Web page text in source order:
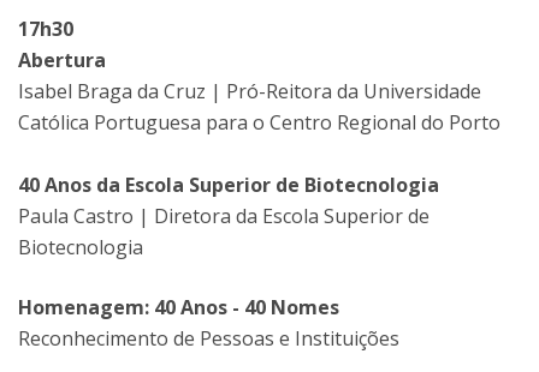
17h30
Abertura
Isabel Braga da Cruz | Pró-Reitora da Universidade
Católica Portuguesa para o Centro Regional do Porto
40 Anos da Escola Superior de Biotecnologia
Paula Castro | Diretora da Escola Superior de
Biotecnologia
Homenagem: 40 Anos - 40 Nomes
Reconhecimento de Pessoas e Instituições